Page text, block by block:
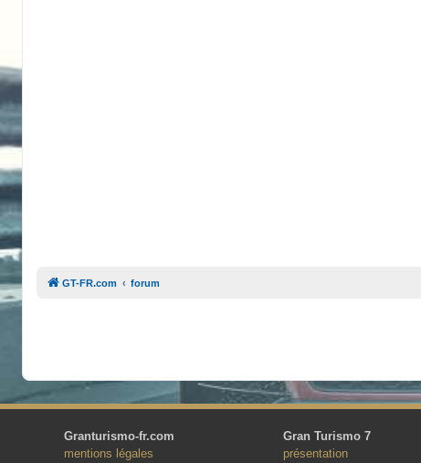
GT-FR.com forum
Granturismo-fr.com
mentions légales
Gran Turismo 7
présentation